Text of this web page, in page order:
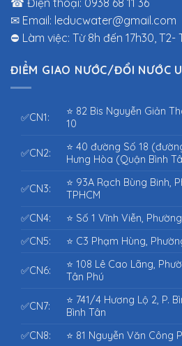
☎ Điện thoại: 0938 68 11 36
✉ Email: leducwater@gmail.com
⛔ Làm việc: Từ 8h đến 17h30, T2-
ĐIỂM GIAO NƯỚC/ĐỔI NƯỚC
✅CN1:
⭐ 82 Bis Nguyễn Giản
10
✅CN2:
⭐ 40 đường Số 18
Hưng Hòa (Quận Bình
✅CN3:
⭐ 93A Rạch Bùng Binh,
TPHCM
✅CN4:
⭐ Số 1 Vĩnh Viễn,
✅CN5:
⭐ C3 Phạm Hùng,
✅CN6:
⭐ 108 Lê Cao Lãng,
Tân Phú
✅CN7:
⭐ 741/4 Hương Lộ 2, P.
Bình Tân
✅CN8:
⭐ 81 Nguyễn Văn Công